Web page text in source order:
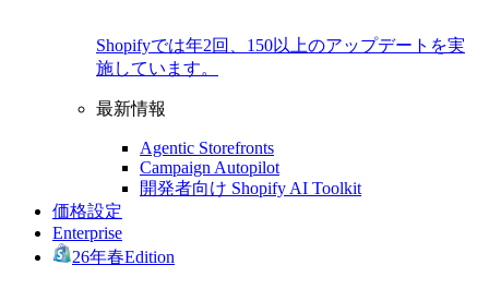
Shopifyでは年2回、150以上のアップデートを実
施しています。
最新情報
Agentic Storefronts
Campaign Autopilot
開発者向け Shopify AI Toolkit
価格設定
Enterprise
26年春Edition